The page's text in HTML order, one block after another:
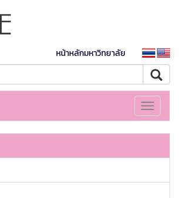
หน้าหลักมหาวิทยาลัย
Toggle